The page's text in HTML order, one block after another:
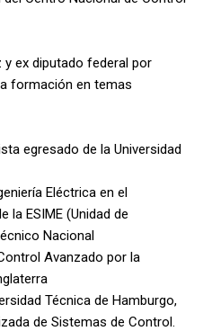
y ex diputado federal por
formación en temas
egresado de la Universidad
Eléctrica en el
la ESIME (Unidad de
Nacional
Avanzado por la
Técnica de Hamburgo,
de Sistemas de Control.